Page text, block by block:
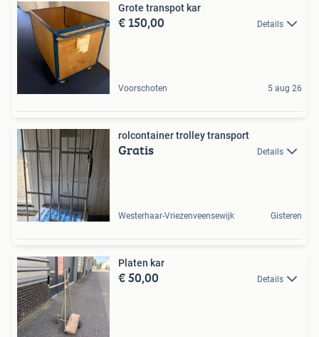
Grote transpot kar
€ 150,00 Details
Voorschoten 5 aug 26
rolcontainer trolley transport
Gratis Details
Westerhaar-Vriezenveensewijk Gisteren
Platen kar
€ 50,00 Details